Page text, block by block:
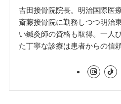
吉田接骨院院長。明治国際医
斎藤接骨院に勤務しつつ明治
い鍼灸師の資格も取得。一人
た丁寧な診療は患者からの信